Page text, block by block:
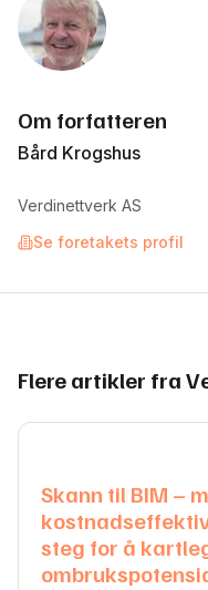
Om forfatteren
Bård Krogshus
Verdinettverk AS
Se foretakets profil
Flere artikler fra
Skann til BIM –
steg for å